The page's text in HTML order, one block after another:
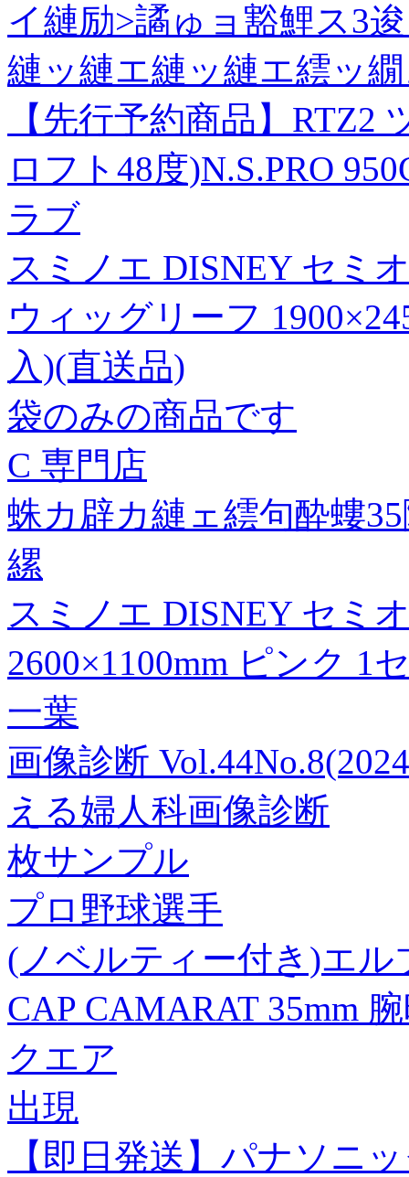
イ縺励>譎ゅョ豁鯉ス3
縺ッ縺エ縺ッ縺エ繧ッ
【先行予約商品】RTZ2
ロフト48度)N.S.PRO
ラブ
スミノエ DISNEY セミ
ウィッグリーフ
入)(直送品)
袋のみの商品です
C 専門店
蛛カ辟カ縺ェ繧句酔螻
縲
スミノエ DISNEY セミ
2600×1100mm ピンク 1
一葉
画像診断
える婦人科画像診断
枚サンプル
プロ野球選手
(ノベルティー付き)エ
CAP CAMARAT 35mm
クエア
出現
【即日発送】パナソニ